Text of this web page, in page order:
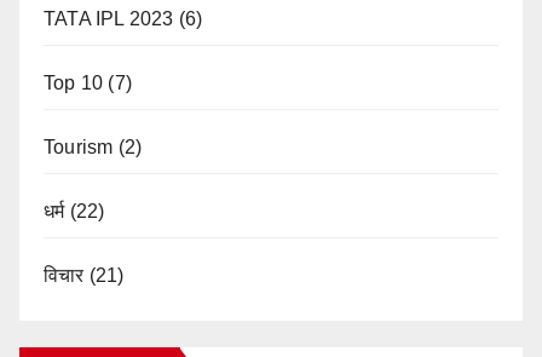
TATA IPL 2023 (6)
Top 10 (7)
Tourism (2)
धर्म(22)
विचार (21)